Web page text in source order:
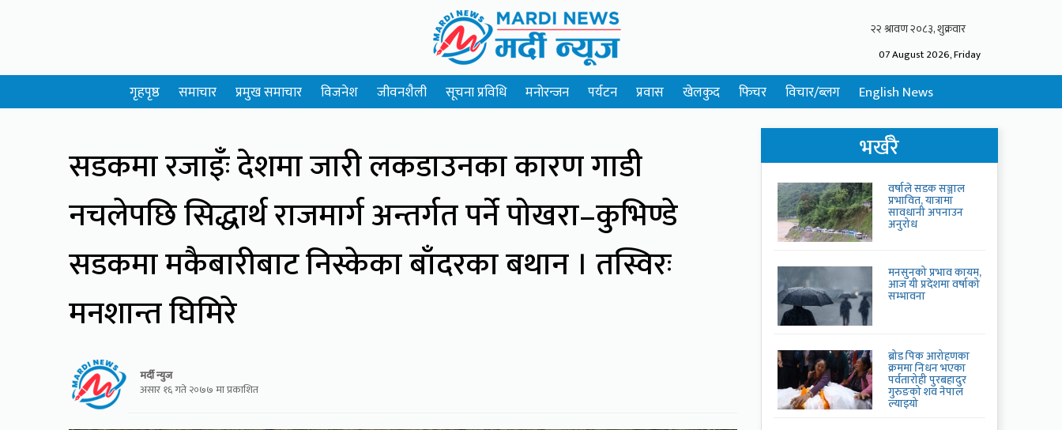
07 August 2026, Friday
गृहपृष्ठ समाचार प्रमुख समाचार विजनेश जीवनशैली सूचना प्रविधि मनोरन्जन पर्यटन प्रवास खेलकुद फिचर विचार/ब्लग English News
सडकमा रजाइँःदेशमा जारी लकडाउनका कारण गाडी
नचलेपछि सिद्धार्थ राजमार्ग अन्तर्गत पर्ने पोखरा–कुभिण्डे
सडकमा मकैबारीबाट निस्केका बाँदरका बथान । तस्विरः
मनशान्त घिमिरे
मर्दी न्युज
असार १६ गते २०७७ मा प्रकाशित
भर्खरै
वर्षाले सडक सञ्जाल
प्रभावित, यात्रामा
सावधानी अपनाउन
अनुरोध
मनसुनको प्रभाव कायम,
आज यी प्रदेशमा वर्षाको
सम्भावना
ब्रोड पिक आरोहणका
क्रममा निधन भएका
पर्वतारोही पुरबहादुर
गुरुङको शव नेपाल
ल्याइयो